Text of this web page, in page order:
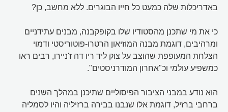
באדריכלות שלה כמעט כל חייו הבוגרים. ללא מחשב, כן?
כי את מי שתכנן מהסטודיו שלו בקופקבנה, מבנים עתידניים
ומרהיבים, דוגמת מבנה המוזיאון הרטרו-פוטוריסטי ודמוי
הצלחת המעופפת שהוצב על צוק ליד ריו דה ז'ניירו, רבים ראו
כמשפיע עולמי וכ"אחרון המודרניסטים".
הוא נודע במבני הציבור הפיסוליים שתיכנן במהלך השנים
ברחבי ברזיל, דוגמת אלו שנבנו בבירה ברזיליה והיו לסמליה